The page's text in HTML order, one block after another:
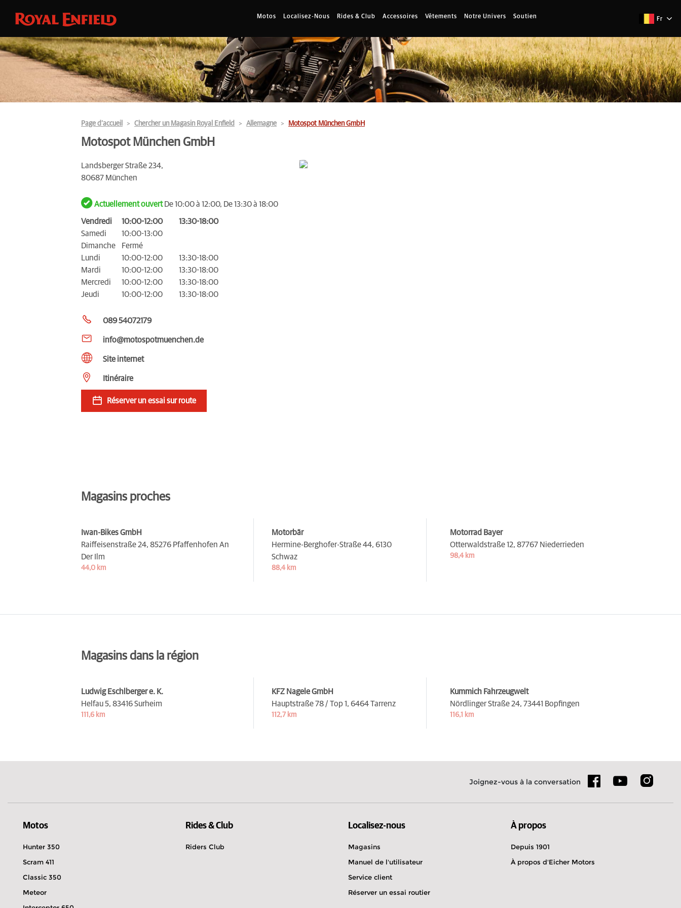
Motos Localisez-Nous Rides & Club Accessoires Vêtements Notre Univers Soutien Fr
Page d’accueil Chercher un Magasin Royal Enfield Allemagne Motospot München GmbH
Motospot München GmbH
Landsberger Straße 234,
80687 München
Actuellement ouvertDe 10:00 à 12:00, De 13:30 à 18:00
Vendredi 10:00-12:00
13:30-18:00
Samedi
10:00-13:00
Dimanche
Fermé
Lundi
10:00-12:00
13:30-18:00
Mardi
10:00-12:00
13:30-18:00
Mercredi
10:00-12:00
13:30-18:00
Jeudi
10:00-12:00 13:30-18:00
089 54072179
info@motospotmuenchen.de
Site internet
Itinéraire
Réserver un essai sur route
Magasins proches
Iwan-Bikes GmbH
Raiffeisenstraße 24, 85276 Pfaffenhofen An
Der Ilm
44,0 km
Motorbär
Hermine-Berghofer-Straße 44, 6130
Schwaz
88,4 km
Motorrad Bayer
Otterwaldstraße 12, 87767 Niederrieden
98,4 km
Magasins dans la région
Ludwig Eschlberger e. K.
Helfau 5, 83416 Surheim
111,6 km
KFZ Nagele GmbH
Hauptstraße 78 / Top 1, 6464 Tarrenz
112,7 km
Kummich Fahrzeugwelt
Nördlinger Straße 24, 73441 Bopfingen
116,1 km
Joignez-vous à la conversation
Motos
Hunter 350
Scram 411
Classic 350
Meteor
Rides & Club
Riders Club
Localisez-nous
Magasins
Manuel de l'utilisateur
Service client
Réserver un essai routier
À propos
Depuis 1901
À propos d'Eicher Motors